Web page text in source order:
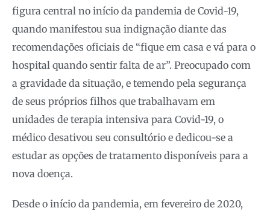
figura central no início da pandemia de Covid-19,
quando manifestou sua indignação diante das
recomendações oficiais de “fique em casa e vá para o
hospital quando sentir falta de ar”. Preocupado com
a gravidade da situação, e temendo pela segurança
de seus próprios filhos que trabalhavam em
unidades de terapia intensiva para Covid-19, o
médico desativou seu consultório e dedicou-se a
estudar as opções de tratamento disponíveis para a
nova doença.
Desde o início da pandemia, em fevereiro de 2020,